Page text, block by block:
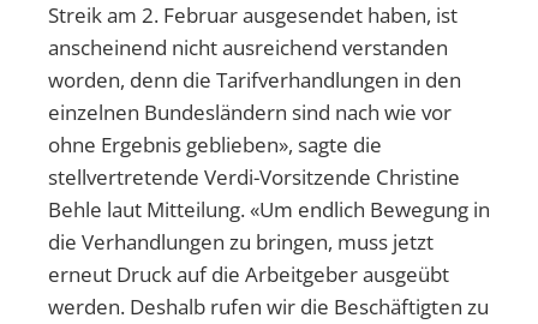
Streik am 2. Februar ausgesendet haben, ist
anscheinend nicht ausreichend verstanden
worden, denn die Tarifverhandlungen in den
einzelnen Bundesländern sind nach wie vor
ohne Ergebnis geblieben», sagte die
stellvertretende Verdi-Vorsitzende Christine
Behle laut Mitteilung. «Um endlich Bewegung in
die Verhandlungen zu bringen, muss jetzt
erneut Druck auf die Arbeitgeber ausgeübt
werden. Deshalb rufen wir die Beschäftigten zu